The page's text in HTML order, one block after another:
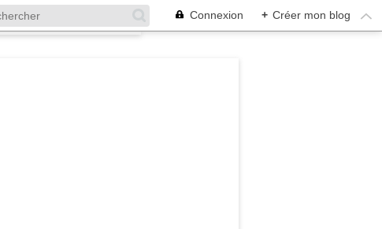
Connexion + Créer mon blog